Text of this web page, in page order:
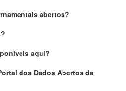
abertos?
aqui?
dos Dados Abertos da